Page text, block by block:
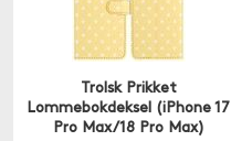
Trolsk Prikket
Lommebokdeksel (iPhone 17
Pro Max/18 Pro Max)